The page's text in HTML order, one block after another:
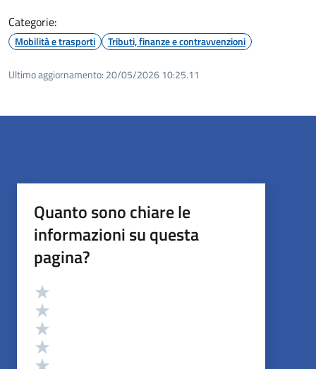
Categorie:
Mobilità e trasporti Tributi, finanze e contravvenzioni
Ultimo aggiornamento: 20/05/2026 10:25.11
Quanto sono chiare le
informazioni su questa
pagina?
Valutazione